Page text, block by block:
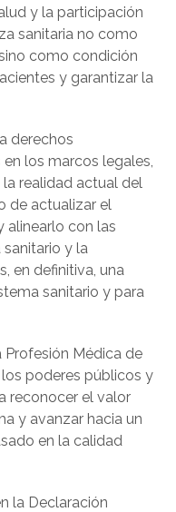
y la participación
sanitaria no como
como condición
y garantizar la
derechos
los marcos legales,
realidad actual del
de actualizar el
alinearlo con las
y la
en definitiva, una
sanitario y para
Profesión Médica de
poderes públicos y
reconocer el valor
y avanzar hacia un
en la calidad
la Declaración